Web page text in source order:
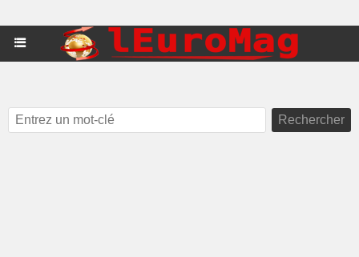
Rechercher